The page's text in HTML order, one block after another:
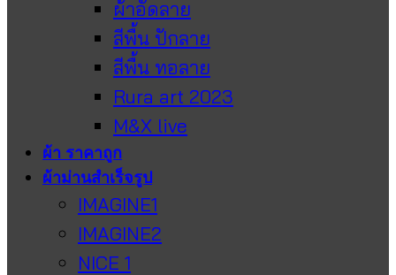
ผ้าอัดลาย
สีพื้น ปักลาย
สีพื้น ทอลาย
Rura art 2023
M&X live
ผ้า ราคาถูก
ผ้าม่านสำเร็จรูป
IMAGINE1
IMAGINE2
NICE 1